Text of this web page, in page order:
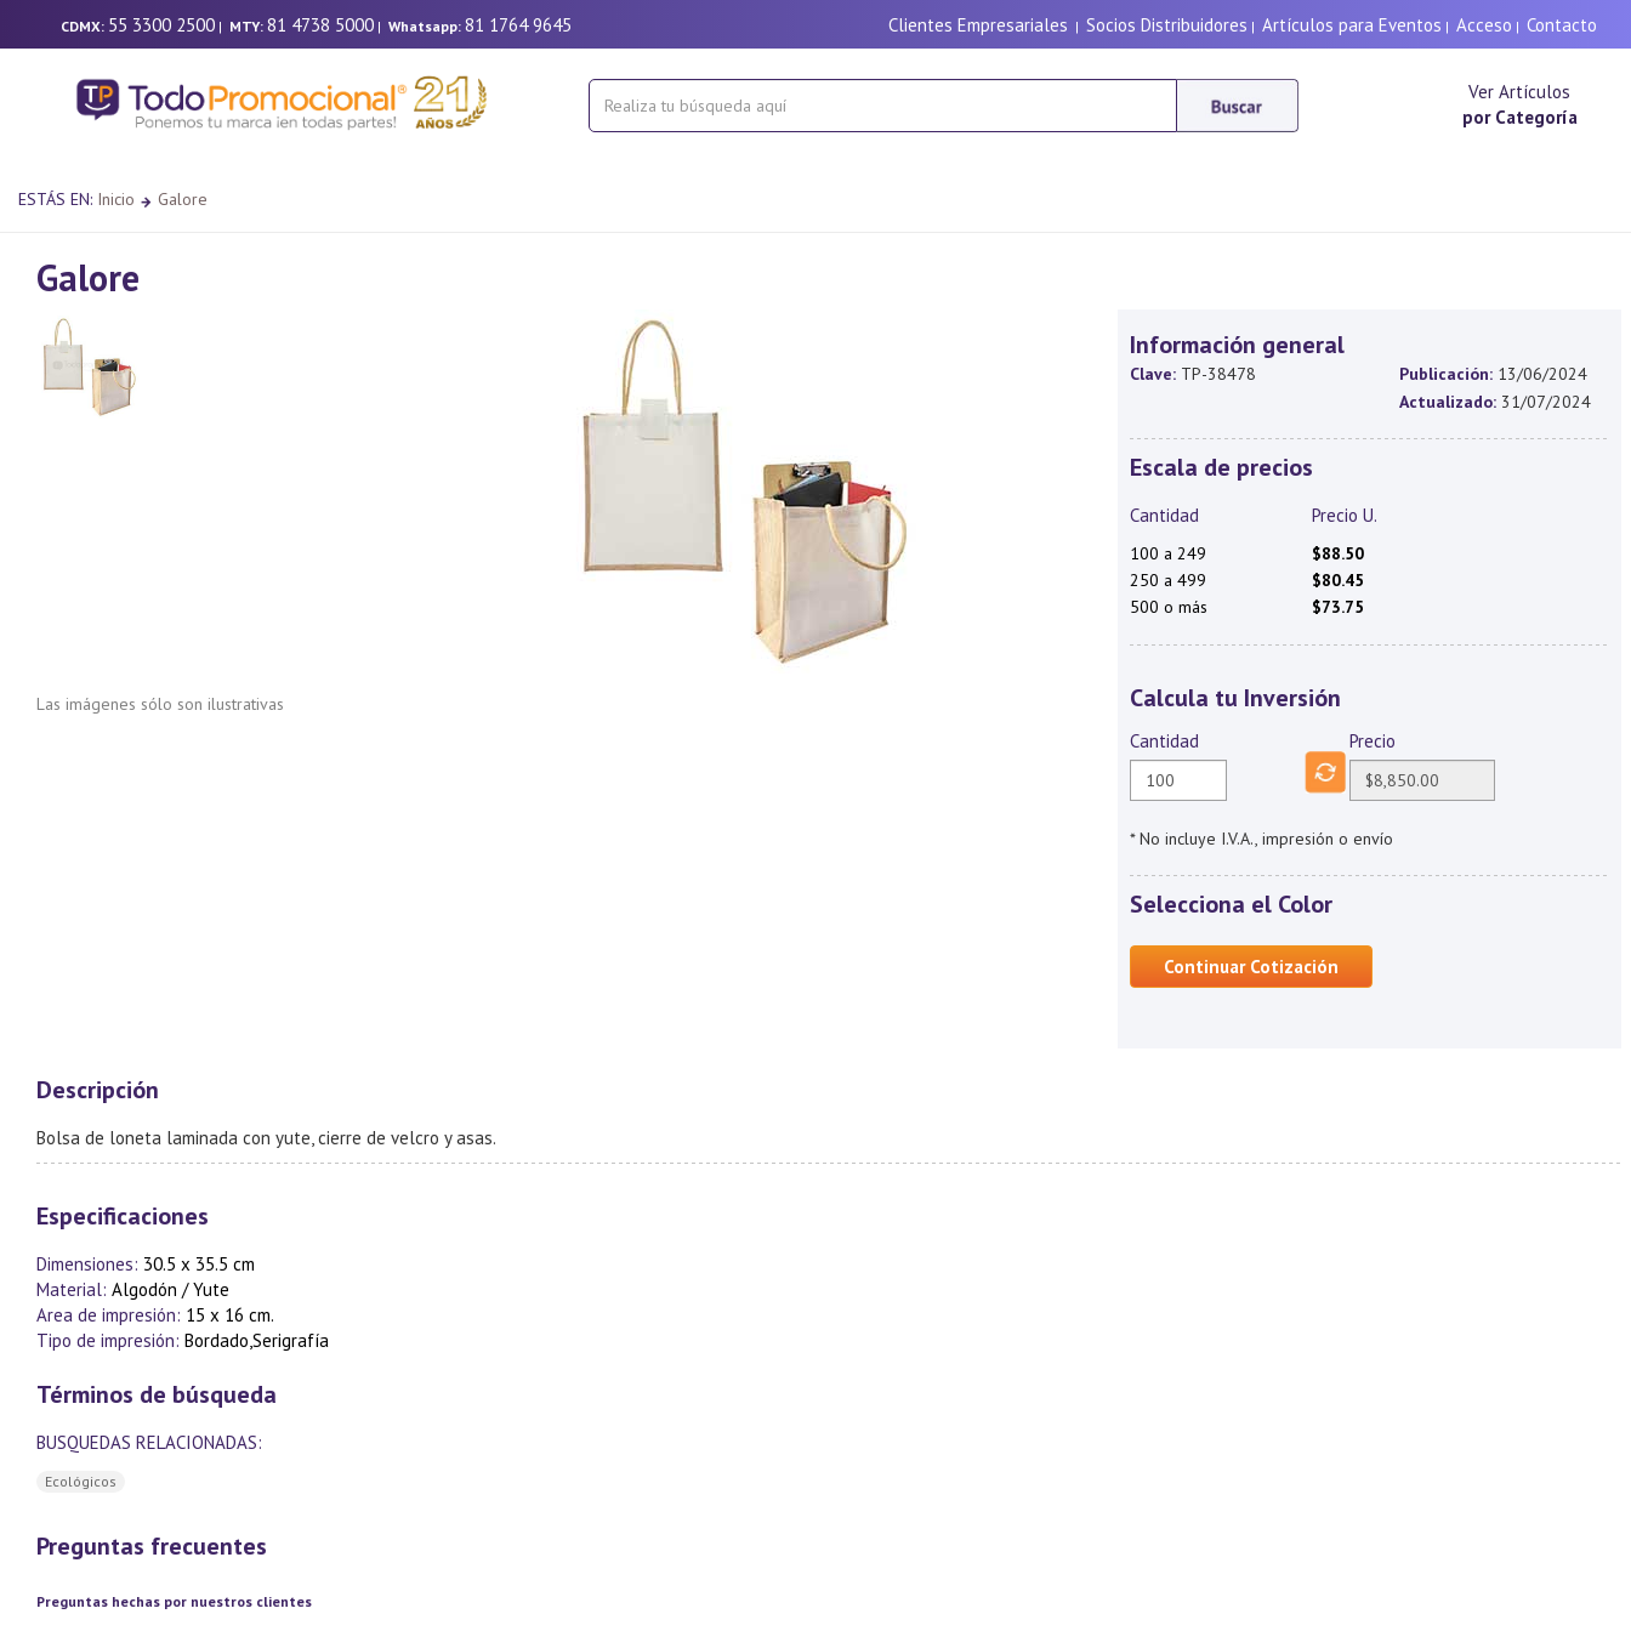
CDMX: 55 3300 2500 | MTY: 81 4738 5000 | Whatsapp: 81 1764 9645 Clientes Empresariales | Socios Distribuidores | Artículos para Eventos | Acceso | Contacto
Ver Artículos
por Categoría
ESTÁS EN: Inicio Galore
Galore
Las imágenes sólo son ilustrativas
Información general
Clave: TP-38478 Publicación: 13/06/2024
Actualizado: 31/07/2024
Escala de precios
Cantidad Precio U.
100 a 249
$88.50
250 a 499
$80.45
500 o más
$73.75
Calcula tu Inversión
Cantidad Precio
* No incluye I.V.A., impresión o envío
Selecciona el Color
Continuar Cotización
Descripción
Bolsa de loneta laminada con yute, cierre de velcro y asas.
Especificaciones
Dimensiones: 30.5 x 35.5 cm
Material: Algodón / Yute
Area de impresión: 15 x 16 cm.
Tipo de impresión: Bordado,Serigrafía
Términos de búsqueda
BUSQUEDAS RELACIONADAS:
Ecológicos
Preguntas frecuentes
Preguntas hechas por nuestros clientes